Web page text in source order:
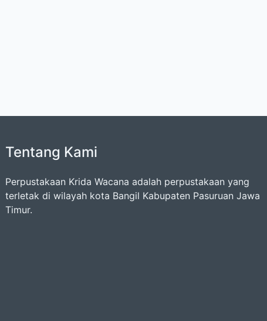
Tentang Kami
Perpustakaan Krida Wacana adalah perpustakaan yang
terletak di wilayah kota Bangil Kabupaten Pasuruan Jawa
Timur.